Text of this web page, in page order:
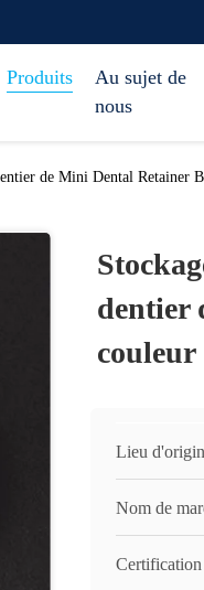
Produits
Au sujet de
nous
de Mini Dental Retainer
dentier
couleur
Lieu
Nom de
Certification